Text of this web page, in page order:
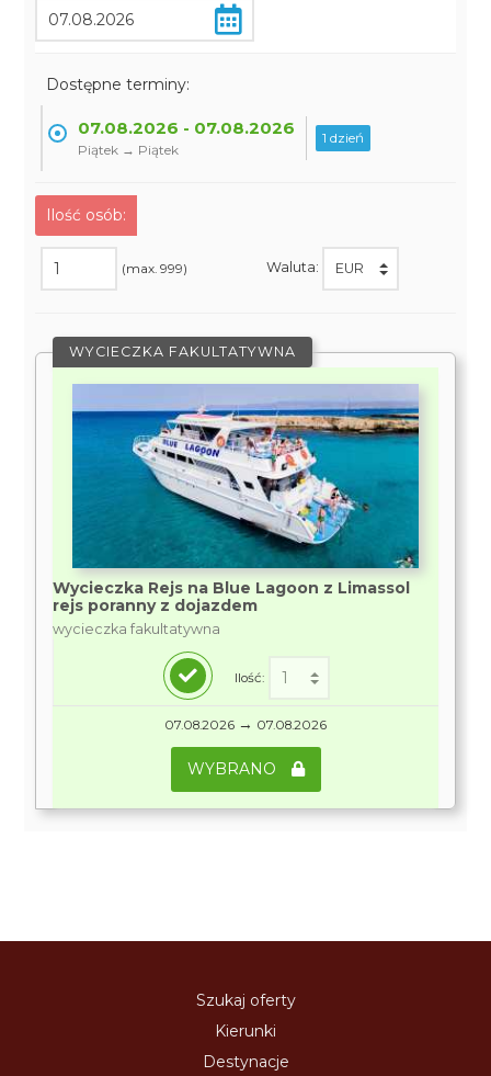
Dostępne terminy:
07.08.2026 - 07.08.2026
Piątek → Piątek
1 dzień
Ilość osób:
(max. 999) Waluta:
WYCIECZKA FAKULTATYWNA
Wycieczka Rejs na Blue Lagoon z Limassol
rejs poranny z dojazdem
wycieczka fakultatywna
Ilość:
07.08.2026 → 07.08.2026
WYBRANO
Szukaj oferty
Kierunki
Destynacje